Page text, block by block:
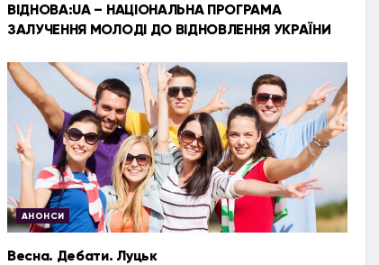
ВІДНОВА:UA – НАЦІОНАЛЬНА ПРОГРАМА
ЗАЛУЧЕННЯ МОЛОДІ ДО ВІДНОВЛЕННЯ УКРАЇНИ
АНОНСИ
Весна. Дебати. Луцьк